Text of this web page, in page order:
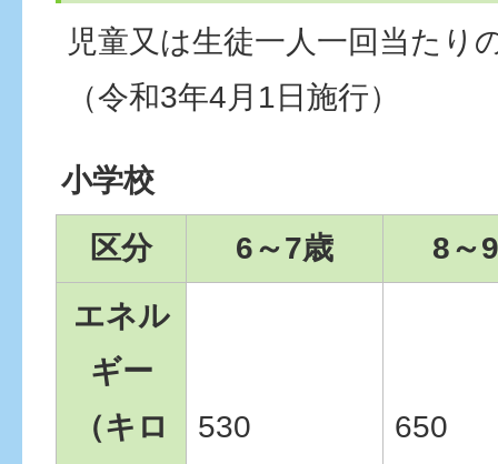
児童又は生徒一人一回当たり
（令和3年4月1日施行）
小学校
区分
6～7歳
8～
エネル
ギー
（キロ
530 650